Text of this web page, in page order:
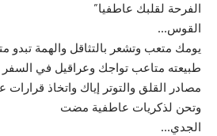
الفرحة لقلبك عاطفيا”
القوس…
يومك متعب وتشعر بالتثاقل والهمة تبدو
طبيعته متاعب تواجك وعراقيل في السفر
مصادر القلق والتوتر إياك واتخاذ قرارات
وتحن لذكريات عاطفية مضت
الجدي…